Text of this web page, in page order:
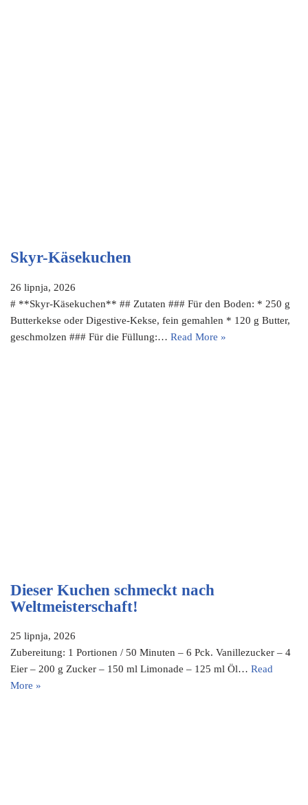
Skyr-Käsekuchen
26 lipnja, 2026
# **Skyr-Käsekuchen** ## Zutaten ### Für den Boden: * 250 g
Butterkekse oder Digestive-Kekse, fein gemahlen * 120 g Butter,
geschmolzen ### Für die Füllung:… Read More »
Dieser Kuchen schmeckt nach
Weltmeisterschaft!
25 lipnja, 2026
Zubereitung: 1 Portionen / 50 Minuten – 6 Pck. Vanillezucker – 4
Eier – 200 g Zucker – 150 ml Limonade – 125 ml Öl… Read
More »